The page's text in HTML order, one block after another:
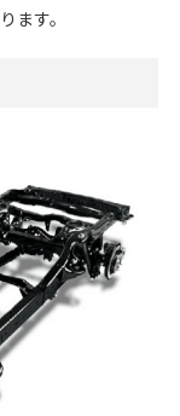
ます。